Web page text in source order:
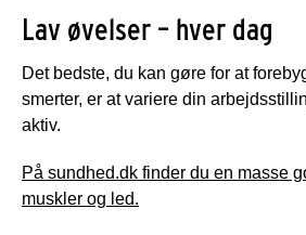
Lav øvelser – hver dag
Det bedste, du kan gøre for at
smerter, er at variere din
aktiv.
På sundhed.dk finder du en masse
muskler og led.